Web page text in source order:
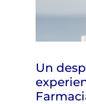
Un